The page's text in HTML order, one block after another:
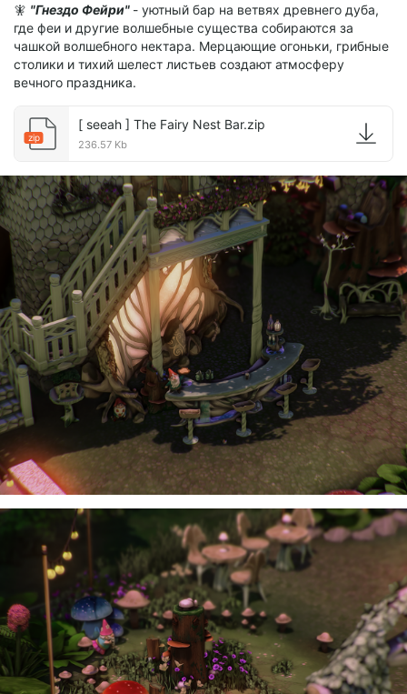
🧚 "Гнездо Фейри" - уютный бар на ветвях древнего дуба,
где феи и другие волшебные существа собираются за
чашкой волшебного нектара. Мерцающие огоньки, грибные
столики и тихий шелест листьев создают атмосферу
вечного праздника.
zip
[ seeah ] The Fairy Nest Bar.zip
236.57 Kb